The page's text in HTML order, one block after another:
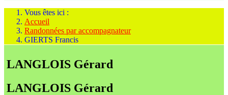
Vous êtes ici :
Accueil
Randonnées par accompagnateur
GIERTS Francis
LANGLOIS Gérard
LANGLOIS Gérard